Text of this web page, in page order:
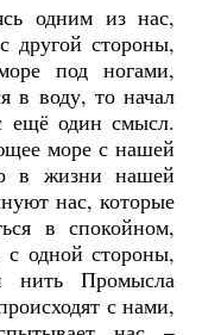
одним из нас,
другой стороны,
под ногами,
в воду, то начал
ещё один смысл.
море с нашей
в жизни нашей
нас, которые
в спокойном,
одной стороны,
нить Промысла
с нами,